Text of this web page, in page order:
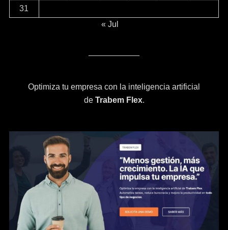
31
« Jul
Optimiza tu empresa con la inteligencia artificial
de Trabem Flex.